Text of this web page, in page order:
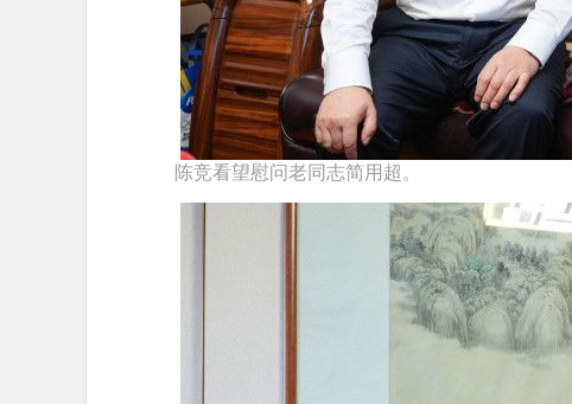
陈竞看望慰问老同志简用超。